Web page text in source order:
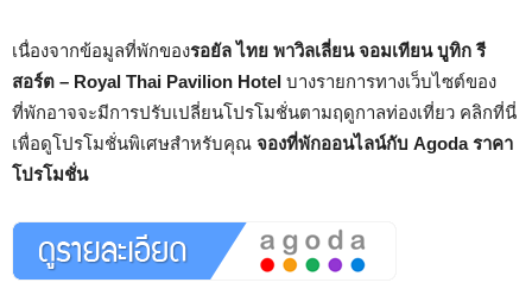
เนื่องจากข้อมูลที่พักของรอยัล ไทย พาวิลเลี่ยน จอมเทียน บูทิก รี
สอร์ต – Royal Thai Pavilion Hotel บางรายการทางเว็บไซต์ของ
ที่พักอาจจะมีการปรับเปลี่ยนโปรโมชั่นตามฤดูกาลท่องเที่ยว คลิกที่นี่
เพื่อดูโปรโมชั่นพิเศษสำหรับคุณ จองที่พักออนไลน์กับ Agoda ราคา
โปรโมชั่น